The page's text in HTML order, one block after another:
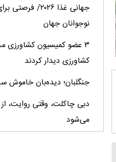
جهانی غذا ۲۰۲۶/
نوجوانان جهان
۳ عضو کمیسیون کشاورزی
کشاورزی دیدار کردند
جنگلبان؛ دیده‌بان خاموش
دبی چاکلت، وقتی روایت، از
می‌شود